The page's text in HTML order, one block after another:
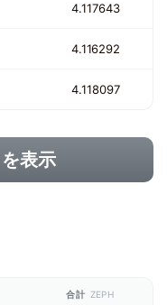
4.117643
4.116292
4.118097
表示
合計 ZEPH